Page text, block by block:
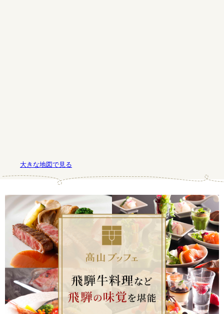
大きな地図で見る